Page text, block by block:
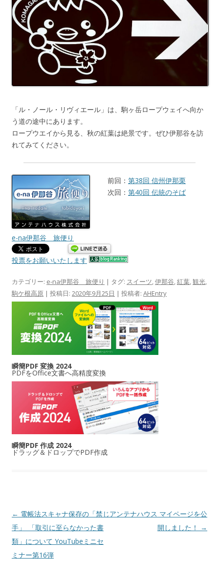
「ル・ノール・リヴィエール」は、駒ヶ岳ロープウェイへ向か
う道の途中にあります。
ロープウエイから見る、秋の紅葉は絶景です。ぜひ伊那谷を訪
れてみてください。
e-na伊那谷 旅便り
前回： 第38回 信州伊那栗
次回： 第40回 伝統のそば
投票をお願いいたします
カテゴリー: e-na伊那谷 旅便り | タグ: スイーツ,伊那谷,紅葉,観光,
駒ケ根高原 | 投稿日: 2020年9月25日 | 投稿者: AHEntry
瞬簡PDF 変換 2024
PDFをOffice文書へ高精度変換
瞬簡PDF 作成 2024
ドラッグ＆ドロップでPDF作成
投稿ナビゲーション
← 電帳法スキャナ保存の「禁じ
手」_「取引に至らなかった書
類」について YouTubeミニセ
ミナー第16弾
アンテナハウス マイページを公
開しました！
→